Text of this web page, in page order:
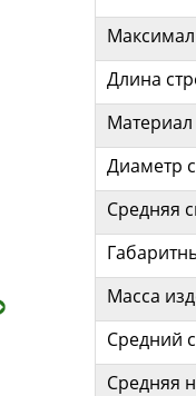
Длина
Материал
Диаметр
Средняя
Масса
Средний
Средняя